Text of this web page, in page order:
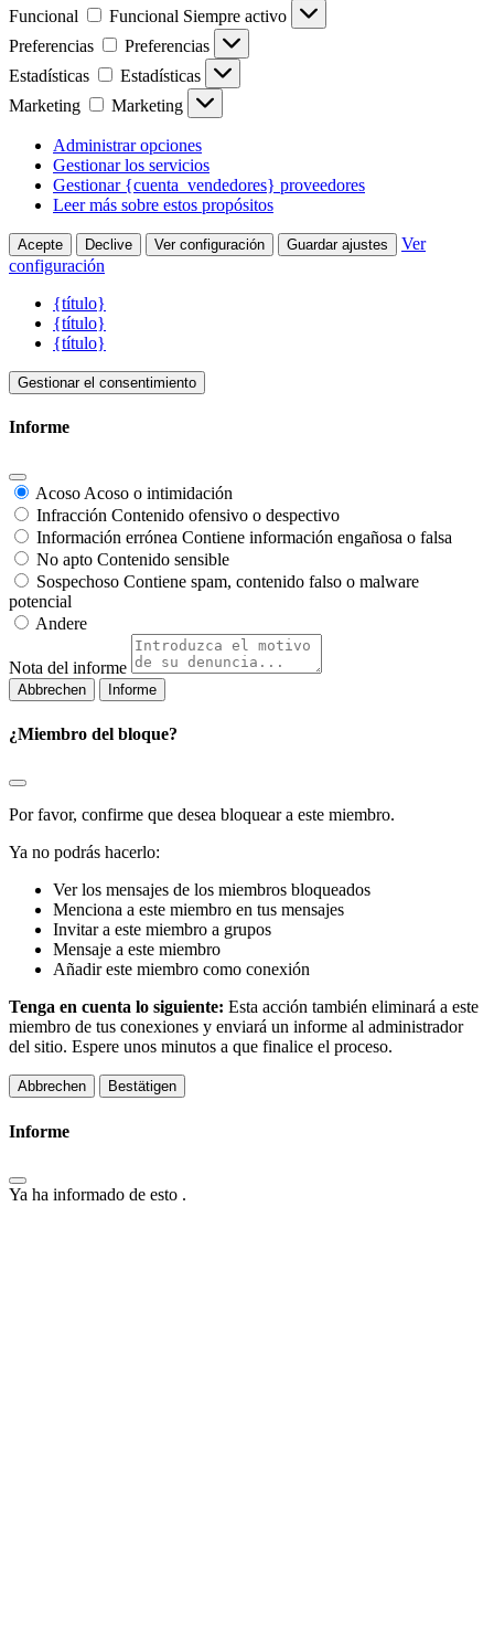
Funcional
Funcional Siempre activo
Preferencias
Preferencias
Estadísticas
Estadísticas
Marketing
Marketing
Administrar opciones
Gestionar los servicios
Gestionar {cuenta_vendedores} proveedores
Leer más sobre estos propósitos
Acepte Declive Ver configuración Guardar ajustes
Ver
configuración
{título}
{título}
{título}
Gestionar el consentimiento
Informe
Acoso Acoso o intimidación
Infracción Contenido ofensivo o despectivo
Información errónea Contiene información engañosa o falsa
No apto Contenido sensible
Sospechoso Contiene spam, contenido falso o malware
potencial
Andere
Nota del informe
Informe
¿Miembro del bloque?
Por favor, confirme que desea bloquear a este miembro.
Ya no podrás hacerlo:
Ver los mensajes de los miembros bloqueados
Menciona a este miembro en tus mensajes
Invitar a este miembro a grupos
Mensaje a este miembro
Añadir este miembro como conexión
Tenga en cuenta lo siguiente: Esta acción también eliminará a este
miembro de tus conexiones y enviará un informe al administrador
del sitio. Espere unos minutos a que finalice el proceso.
Bestätigen
Informe
Ya ha informado de esto .